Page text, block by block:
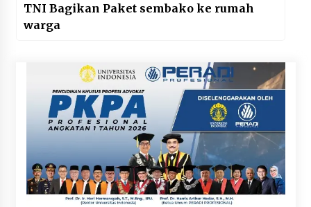
TNI Bagikan Paket sembako ke rumah
warga